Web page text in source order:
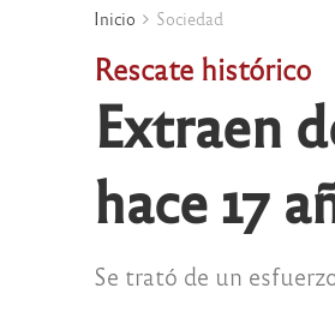
Inicio Sociedad
Rescate histórico
Extraen
hace 17
Se trató de un